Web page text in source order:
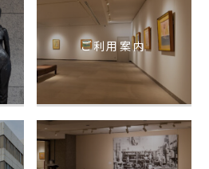
ご利用案内